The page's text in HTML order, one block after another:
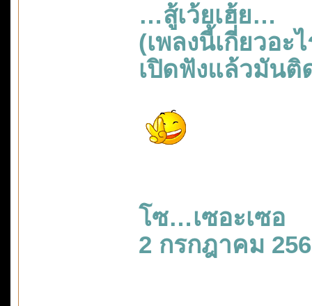
…สู้เว้ยเฮ้ย…
(เพลงนี้เกี่ยวอ
เปิดฟังแล้วมันติ
โซ…เซอะเซอ
2 กรกฎาคม